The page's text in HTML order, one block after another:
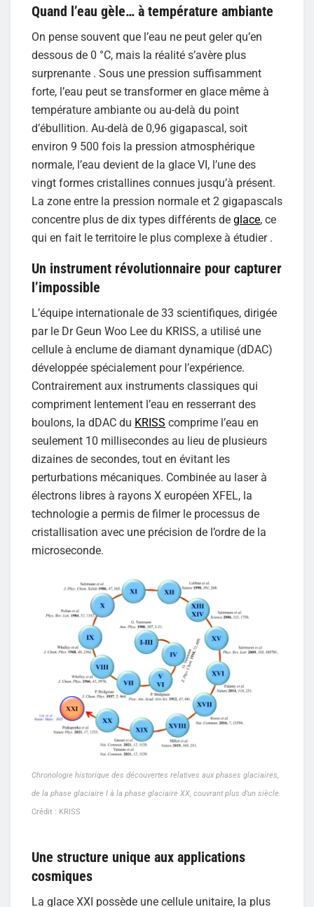
Quand l’eau gèle… à température ambiante
On pense souvent que l’eau ne peut geler qu’en
dessous de 0 °C, mais la réalité s’avère plus
surprenante . Sous une pression suffisamment
forte, l’eau peut se transformer en glace même à
température ambiante ou au-delà du point
d’ébullition. Au-delà de 0,96 gigapascal, soit
environ 9 500 fois la pression atmosphérique
normale, l’eau devient de la glace VI, l’une des
vingt formes cristallines connues jusqu’à présent.
La zone entre la pression normale et 2 gigapascals
concentre plus de dix types différents de glace, ce
qui en fait le territoire le plus complexe à étudier .
Un instrument révolutionnaire pour capturer
l’impossible
L’équipe internationale de 33 scientifiques, dirigée
par le Dr Geun Woo Lee du KRISS, a utilisé une
cellule à enclume de diamant dynamique (dDAC)
développée spécialement pour l’expérience.
Contrairement aux instruments classiques qui
compriment lentement l’eau en resserrant des
boulons, la dDAC du KRISS comprime l’eau en
seulement 10 millisecondes au lieu de plusieurs
dizaines de secondes, tout en évitant les
perturbations mécaniques. Combinée au laser à
électrons libres à rayons X européen XFEL, la
technologie a permis de filmer le processus de
cristallisation avec une précision de l’ordre de la
microseconde.
Chronologie historique des découvertes relatives aux phases glaciaires,
de la phase glaciaire I à la phase glaciaire XX, couvrant plus d’un siècle.
Crédit : KRISS
Une structure unique aux applications
cosmiques
La glace XXI possède une cellule unitaire, la plus